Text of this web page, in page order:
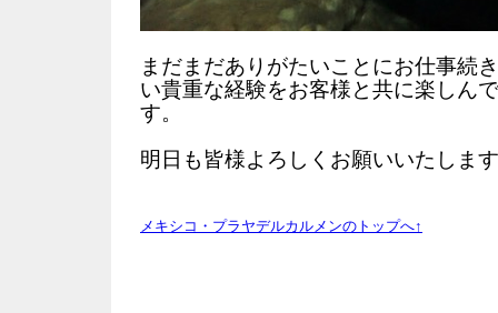
まだまだありがたいことにお仕事続
い貴重な経験をお客様と共に楽しん
す。
明日も皆様よろしくお願いいたしま
メキシコ・プラヤデルカルメンのトップへ↑